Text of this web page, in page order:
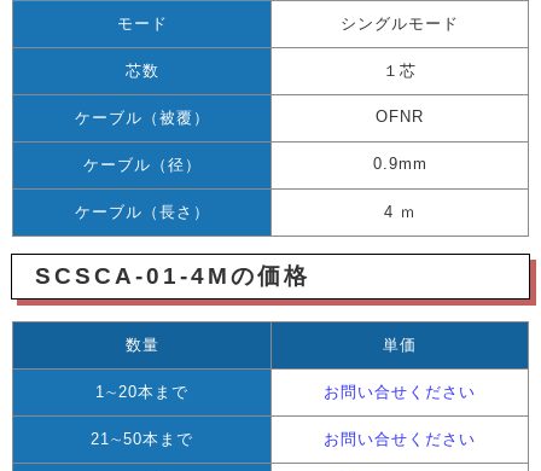
モード シングルモード
芯数 １芯
ケーブル（被覆） OFNR
ケーブル（径） 0.9mm
ケーブル（長さ） 4 ｍ
SCSCA-01-4Mの価格
数量 単価
1∼20本まで お問い合せください
21∼50本まで お問い合せください